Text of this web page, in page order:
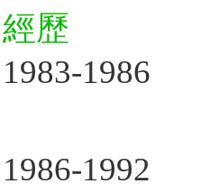
經歷
1983-1986
1986-1992